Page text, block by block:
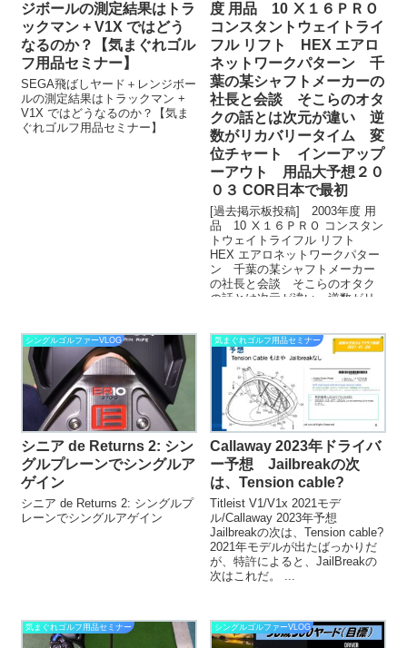
ジボールの測定結果はトラ
ックマン + V1X ではどう
なるのか？【気まぐれゴル
フ用品セミナー】
SEGA飛ばしヤード＋レンジボー
ルの測定結果はトラックマン +
V1X ではどうなるのか？【気ま
ぐれゴルフ用品セミナー】
度 用品 10 Ⅹ１６ＰＲＯ
コンスタントウェイトライ
フル リフト HEX エアロ
ネットワークパターン 千
葉の某シャフトメーカーの
社長と会談 そこらのオタ
クの話とは次元が違い 逆
数がリカバリータイム 変
位チャート インーアップ
ーアウト 用品大予想２０
０３ COR日本で最初
[過去掲示板投稿] 2003年度 用
品 10 Ⅹ１６ＰＲＯ コンスタン
トウェイトライフル リフト
HEX エアロネットワークパター
ン 千葉の某シャフトメーカー
の社長と会談 そこらのオタク
の話とは次元が違い 逆数がリ
品大予想２００３
シングルゴルファーVLOG
シニア de Returns 2: シン
グルプレーンでシングルア
ゲイン
シニア de Returns 2: シングルプ
レーンでシングルアゲイン
気まぐれゴルフ用品セミナー
Callaway 2023年ドライバ
ー予想 Jailbreakの次
は、Tension cable?
Titleist V1/V1x 2021モデ
ル/Callaway 2023年予想
Jailbreakの次は、Tension cable?
2021年モデルが出たばっかりだ
が、特許によると、JailBreakの
次はこれだ。 ...
気まぐれゴルフ用品セミナー シングルゴルファーVLOG